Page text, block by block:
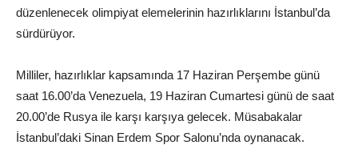
düzenlenecek olimpiyat elemelerinin hazırlıklarını İstanbul’da
sürdürüyor.
Milliler, hazırlıklar kapsamında 17 Haziran Perşembe günü
saat 16.00’da Venezuela, 19 Haziran Cumartesi günü de saat
20.00’de Rusya ile karşı karşıya gelecek. Müsabakalar
İstanbul’daki Sinan Erdem Spor Salonu’nda oynanacak.